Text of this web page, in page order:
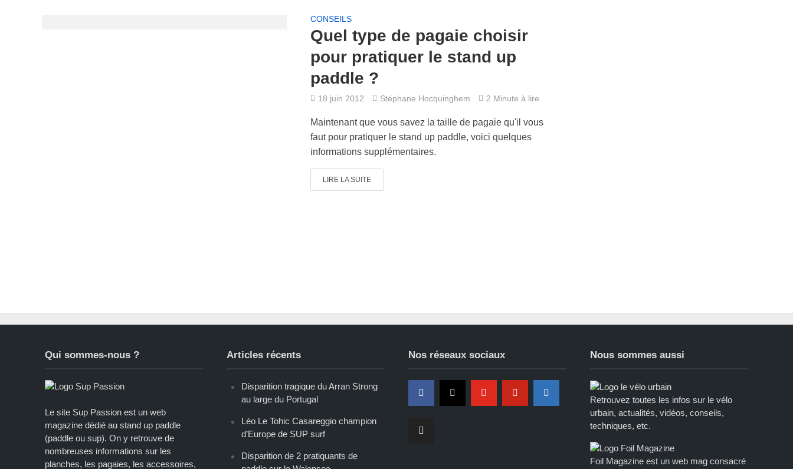
CONSEILS
Quel type de pagaie choisir
pour pratiquer le stand up
paddle ?
18 juin 2012 Stéphane Hocquinghem 2 Minute à lire
Maintenant que vous savez la taille de pagaie qu'il vous
faut pour pratiquer le stand up paddle, voici quelques
informations supplémentaires.
LIRE LA SUITE
Qui sommes-nous ?
Le site Sup Passion est un web
magazine dédié au stand up paddle
(paddle ou sup). On y retrouve de
nombreuses informations sur les
planches, les pagaies, les accessoires,
Articles récents
Disparition tragique du Arran Strong
au large du Portugal
Léo Le Tohic Casareggio champion
d’Europe de SUP surf
Disparition de 2 pratiquants de
Nos réseaux sociaux Nous sommes aussi
Retrouvez toutes les infos sur le vélo
urbain, actualités, vidéos, conseils,
techniques, etc.
Foil Magazine est un web mag consacré